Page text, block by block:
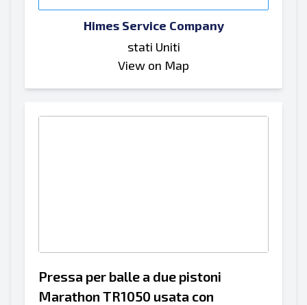
Himes Service Company
stati Uniti
View on Map
Pressa per balle a due pistoni
Marathon TR1050 usata con